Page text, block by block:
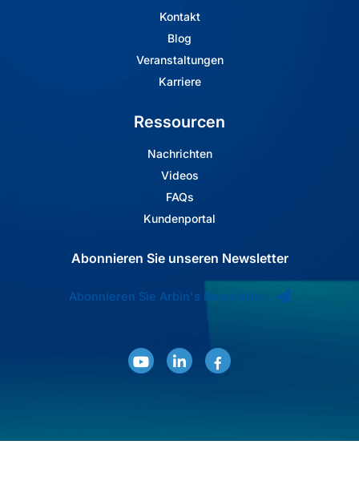
Kontakt
Blog
Veranstaltungen
Karriere
Ressourcen
Nachrichten
Videos
FAQs
Kundenportal
Abonnieren Sie unseren Newsletter
Abonnieren Sie Arbin's Newsletter